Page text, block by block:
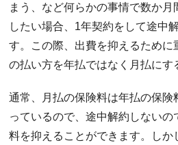
まう、など何らかの事情で数か
したい場合、1年契約をして途中
す。この際、出費を抑えるために
の払い方を年払ではなく月払にす
通常、月払の保険料は年払の保険
っているので、途中解約しない
料を抑えることができます。しか